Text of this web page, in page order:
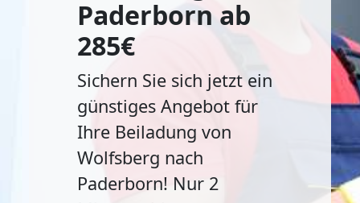
Paderborn ab
285€
Sichern Sie sich jetzt ein
günstiges Angebot für
Ihre Beiladung von
Wolfsberg nach
Paderborn! Nur 2